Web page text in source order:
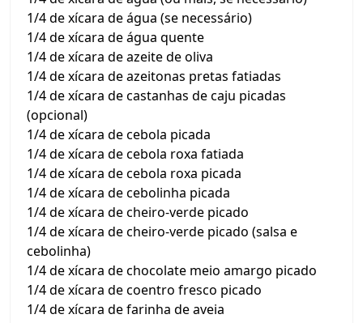
1/4 de xícara de água (se necessário)
1/4 de xícara de água quente
1/4 de xícara de azeite de oliva
1/4 de xícara de azeitonas pretas fatiadas
1/4 de xícara de castanhas de caju picadas
(opcional)
1/4 de xícara de cebola picada
1/4 de xícara de cebola roxa fatiada
1/4 de xícara de cebola roxa picada
1/4 de xícara de cebolinha picada
1/4 de xícara de cheiro-verde picado
1/4 de xícara de cheiro-verde picado (salsa e
cebolinha)
1/4 de xícara de chocolate meio amargo picado
1/4 de xícara de coentro fresco picado
1/4 de xícara de farinha de aveia